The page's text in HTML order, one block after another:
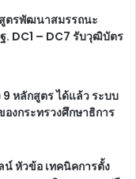
ตรพัฒนาสมรรถนะ
DC1 – DC7 รับวุฒิบัตร
หลักสูตร ได้แล้ว ระบบ
งกระทรวงศึกษาธิการ
น์ หัวข้อ เทคนิคการตั้ง